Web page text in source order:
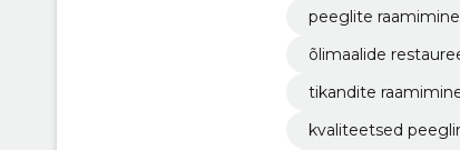
peeglite raamimine
õlimaalide
tikandite
kvaliteetsed